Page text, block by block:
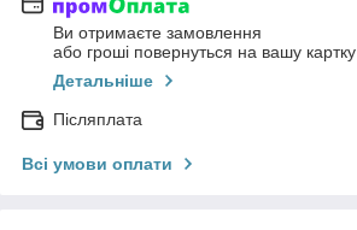
Ви отримаєте замовлення
або гроші повернуться на вашу картку
Детальніше
Післяплата
Всі умови оплати